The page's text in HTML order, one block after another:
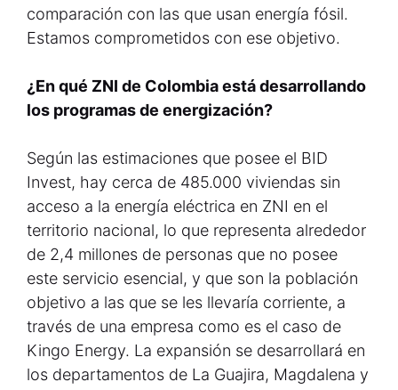
comparación con las que usan energía fósil.
Estamos comprometidos con ese objetivo.
¿En qué ZNI de Colombia está desarrollando
los programas de energización?
Según las estimaciones que posee el BID
Invest, hay cerca de 485.000 viviendas sin
acceso a la energía eléctrica en ZNI en el
territorio nacional, lo que representa alrededor
de 2,4 millones de personas que no posee
este servicio esencial, y que son la población
objetivo a las que se les llevaría corriente, a
través de una empresa como es el caso de
Kingo Energy. La expansión se desarrollará en
los departamentos de La Guajira, Magdalena y